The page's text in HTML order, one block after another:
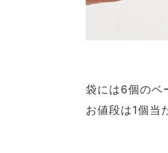
袋には6個のベ
お値段は1個